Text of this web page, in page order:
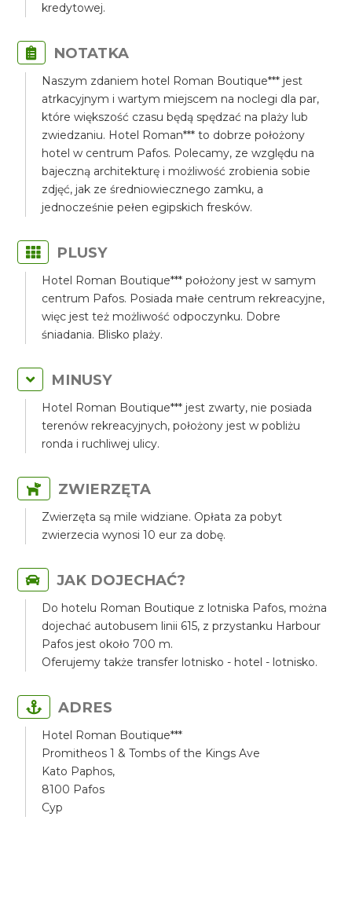
kredytowej.
NOTATKA
Naszym zdaniem hotel Roman Boutique*** jest
atrkacyjnym i wartym miejscem na noclegi dla par,
które większość czasu będą spędzać na plaży lub
zwiedzaniu. Hotel Roman*** to dobrze położony
hotel w centrum Pafos. Polecamy, ze względu na
bajeczną architekturę i możliwość zrobienia sobie
zdjęć, jak ze średniowiecznego zamku, a
jednocześnie pełen egipskich fresków.
PLUSY
Hotel Roman Boutique*** położony jest w samym
centrum Pafos. Posiada małe centrum rekreacyjne,
więc jest też możliwość odpoczynku. Dobre
śniadania. Blisko plaży.
MINUSY
Hotel Roman Boutique*** jest zwarty, nie posiada
terenów rekreacyjnych, położony jest w pobliżu
ronda i ruchliwej ulicy.
ZWIERZĘTA
Zwierzęta są mile widziane. Opłata za pobyt
zwierzecia wynosi 10 eur za dobę.
JAK DOJECHAĆ?
Do hotelu Roman Boutique z lotniska Pafos, można
dojechać autobusem linii 615, z przystanku Harbour
Pafos jest około 700 m.
Oferujemy także transfer lotnisko - hotel - lotnisko.
ADRES
Hotel Roman Boutique***
Promitheos 1 & Tombs of the Kings Ave
Kato Paphos,
8100 Pafos
Cyp